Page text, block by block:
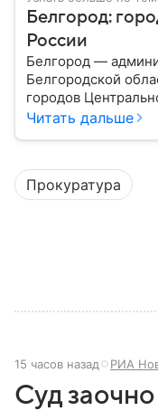
Белгород:
России
Белгород —
Белгородской
городов
недалеко от
региона. За свою
становился
сегодня
Читать дальше
Прокуратура
15 часов назад РИА
Суд